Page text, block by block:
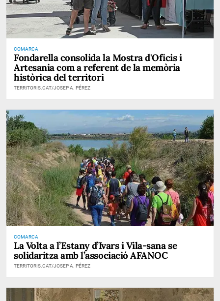
COMARCA
Fondarella consolida la Mostra d'Oficis i
Artesania com a referent de la memòria
històrica del territori
TERRITORIS.CAT/JOSEP A. PÉREZ
COMARCA
La Volta a l’Estany d’Ivars i Vila-sana se
solidaritza amb l’associació AFANOC
TERRITORIS.CAT/JOSEP A. PÉREZ